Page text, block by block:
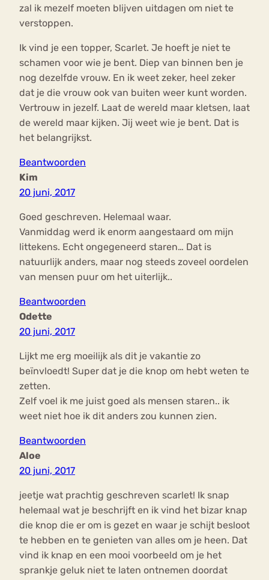
zal ik mezelf moeten blijven uitdagen om niet te
verstoppen.
Ik vind je een topper, Scarlet. Je hoeft je niet te
schamen voor wie je bent. Diep van binnen ben je
nog dezelfde vrouw. En ik weet zeker, heel zeker
dat je die vrouw ook van buiten weer kunt worden.
Vertrouw in jezelf. Laat de wereld maar kletsen, laat
de wereld maar kijken. Jij weet wie je bent. Dat is
het belangrijkst.
Beantwoorden
Kim
20 juni, 2017
Goed geschreven. Helemaal waar.
Vanmiddag werd ik enorm aangestaard om mijn
littekens. Echt ongegeneerd staren… Dat is
natuurlijk anders, maar nog steeds zoveel oordelen
van mensen puur om het uiterlijk..
Beantwoorden
Odette
20 juni, 2017
Lijkt me erg moeilijk als dit je vakantie zo
beïnvloedt! Super dat je die knop om hebt weten te
zetten.
Zelf voel ik me juist goed als mensen staren.. ik
weet niet hoe ik dit anders zou kunnen zien.
Beantwoorden
Aloe
20 juni, 2017
jeetje wat prachtig geschreven scarlet! Ik snap
helemaal wat je beschrijft en ik vind het bizar knap
die knop die er om is gezet en waar je schijt besloot
te hebben en te genieten van alles om je heen. Dat
vind ik knap en een mooi voorbeeld om je het
sprankje geluk niet te laten ontnemen doordat